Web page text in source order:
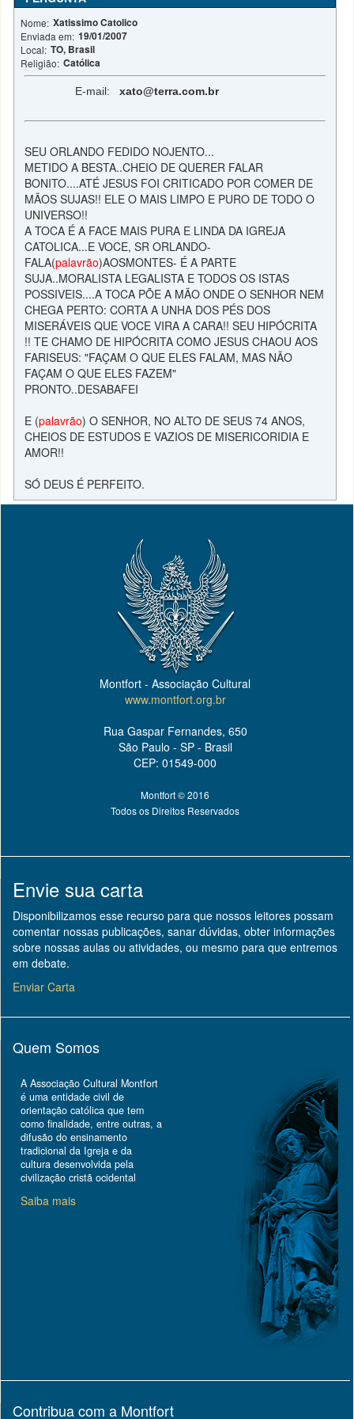
Nome: Xatissimo Catolico
Enviada em: 19/01/2007
Local: TO, Brasil
Religião: Católica
E-mail: xato@terra.com.br
SEU ORLANDO FEDIDO NOJENTO...
METIDO A BESTA..CHEIO DE QUERER FALAR
BONITO....ATÉ JESUS FOI CRITICADO POR COMER DE
MÃOS SUJAS!! ELE O MAIS LIMPO E PURO DE TODO O
UNIVERSO!!
A TOCA É A FACE MAIS PURA E LINDA DA IGREJA
CATOLICA...E VOCE, SR ORLANDO-
FALA(palavrão)AOSMONTES- É A PARTE
SUJA..MORALISTA LEGALISTA E TODOS OS ISTAS
POSSIVEIS....A TOCA PÕE A MÃO ONDE O SENHOR NEM
CHEGA PERTO: CORTA A UNHA DOS PÉS DOS
MISERÁVEIS QUE VOCE VIRA A CARA!! SEU HIPÓCRITA
!! TE CHAMO DE HIPÓCRITA COMO JESUS CHAOU AOS
FARISEUS: "FAÇAM O QUE ELES FALAM, MAS NÃO
FAÇAM O QUE ELES FAZEM"
PRONTO..DESABAFEI
E (palavrão) O SENHOR, NO ALTO DE SEUS 74 ANOS,
CHEIOS DE ESTUDOS E VAZIOS DE MISERICORIDIA E
AMOR!!
SÓ DEUS É PERFEITO.
Montfort - Associação Cultural
www.montfort.org.br
Rua Gaspar Fernandes, 650
São Paulo - SP - Brasil
CEP: 01549-000
Montfort © 2016
Todos os Direitos Reservados
Envie sua carta
Disponibilizamos esse recurso para que nossos leitores possam
comentar nossas publicações, sanar dúvidas, obter informações
sobre nossas aulas ou atividades, ou mesmo para que entremos
em debate.
Enviar Carta
Quem Somos
A Associação Cultural Montfort
é uma entidade civil de
orientação católica que tem
como finalidade, entre outras, a
difusão do ensinamento
tradicional da Igreja e da
cultura desenvolvida pela
civilização cristã ocidental
Saiba mais
Contribua com a Montfort